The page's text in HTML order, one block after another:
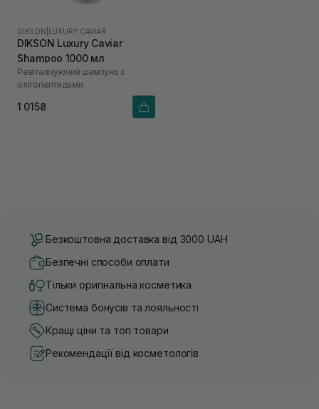
DIKSON LUXURY CAVIAR
DIKSON Luxury Caviar
Shampoo 1000 мл
Ревіталізуючий шампунь з
олігопептидами
1 015₴
Безкоштовна доставка від 3000 UAH
Безпечні способи оплати
Тільки оригінальна косметика
Система бонусів та лояльності
Кращі ціни та топ товари
Рекомендації від косметологів